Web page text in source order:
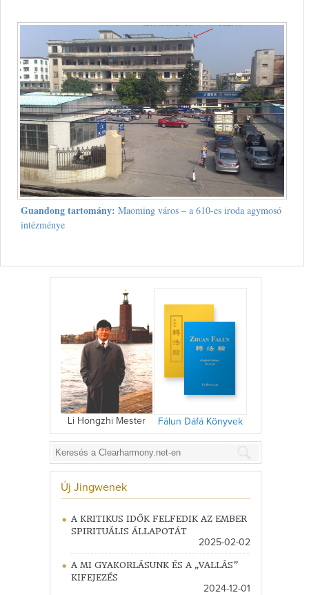
Guandong tartomány: Maoming város – a 610-es iroda agymosó
intézménye
Li Hongzhi Mester Fálun Dáfá Könyvek
Új Jingwenek
A KRITIKUS IDŐK FELFEDIK AZ EMBER
SPIRITUÁLIS ÁLLAPOTÁT
2025-02-02
A MI GYAKORLÁSUNK ÉS A „VALLÁS”
KIFEJEZÉS
2024-12-01